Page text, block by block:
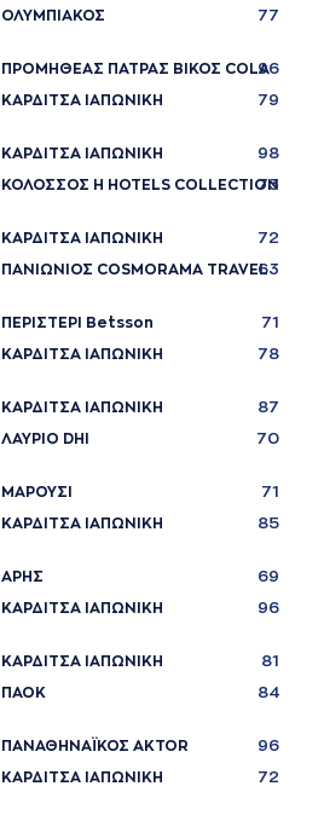
ΟΛΥΜΠΙΑΚΟΣ 77
ΠΡΟΜΗΘΕΑΣ ΠΑΤΡΑΣ ΒΙΚΟΣ COLA96
ΚΑΡΔΙΤΣΑ ΙΑΠΩΝΙΚΗ 79
ΚΑΡΔΙΤΣΑ ΙΑΠΩΝΙΚΗ 98
ΚΟΛΟΣΣΟΣ H HOTELS COLLECTION
73
ΚΑΡΔΙΤΣΑ ΙΑΠΩΝΙΚΗ 72
ΠΑΝΙΩΝΙΟΣ COSMORAMA TRAVEL63
ΠΕΡΙΣΤΕΡΙ Betsson 71
ΚΑΡΔΙΤΣΑ ΙΑΠΩΝΙΚΗ 78
ΚΑΡΔΙΤΣΑ ΙΑΠΩΝΙΚΗ 87
ΛΑΥΡΙΟ DHI 70
ΜΑΡΟΥΣΙ 71
ΚΑΡΔΙΤΣΑ ΙΑΠΩΝΙΚΗ 85
ΑΡΗΣ 69
ΚΑΡΔΙΤΣΑ ΙΑΠΩΝΙΚΗ 96
ΚΑΡΔΙΤΣΑ ΙΑΠΩΝΙΚΗ 81
ΠΑΟΚ 84
ΠΑΝΑΘΗΝΑΪΚΟΣ AKTOR 96
ΚΑΡΔΙΤΣΑ ΙΑΠΩΝΙΚΗ 72